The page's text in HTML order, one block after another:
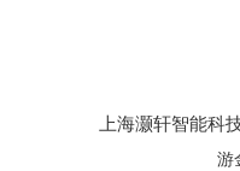
上海灏轩智能科
游